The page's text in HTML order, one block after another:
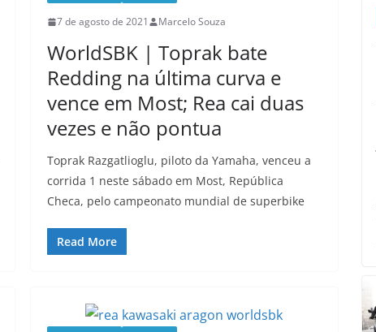
7 de agosto de 2021 Marcelo Souza
WorldSBK | Toprak bate
Redding na última curva e
vence em Most; Rea cai duas
vezes e não pontua
Toprak Razgatlioglu, piloto da Yamaha, venceu a
corrida 1 neste sábado em Most, República
Checa, pelo campeonato mundial de superbike
Read More